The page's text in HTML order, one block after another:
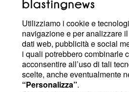
E' richiesta una certa
nazionale e allamobilità.
della gestione di circa dieci
rivolta a residenti nella
Responsabile punto vendita:
responsabili punti vendita per
Utilizziamo i cookie e
navigazione e per analizzare
dati web, pubblicità e social
i quali potrebbero combinarle
acconsentire all’uso di tali
scelte, anche eventualmente
“Personalizza”.